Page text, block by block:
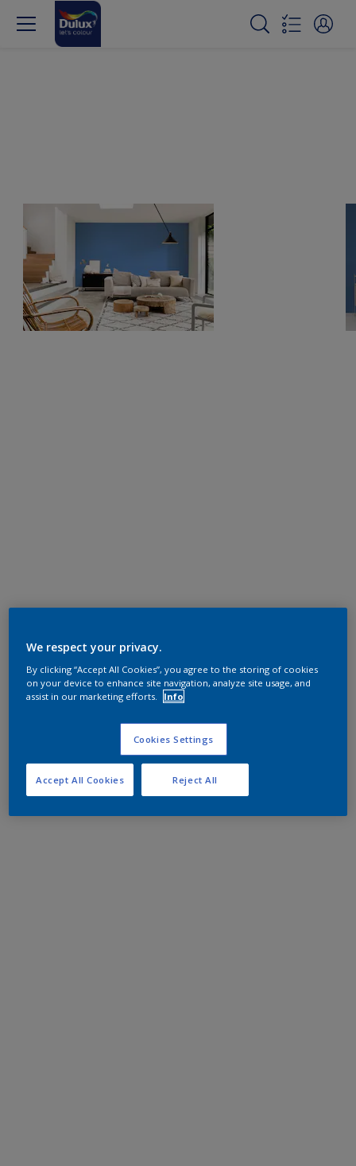
We respect your privacy.
By clicking “Accept All Cookies”, you agree to the storing of cookies
on your device to enhance site navigation, analyze site usage, and
assist in our marketing efforts.
Info
Cookies Settings
Reject All
Accept All Cookies